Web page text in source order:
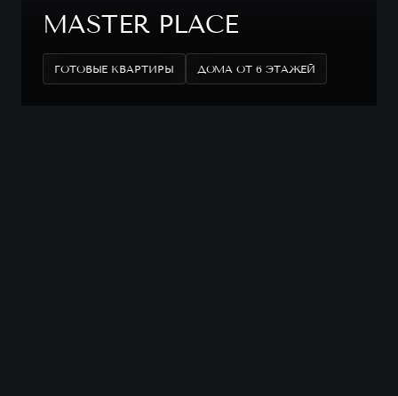
MASTER PLACE
ГОТОВЫЕ КВАРТИРЫ ДОМА ОТ 6 ЭТАЖЕЙ